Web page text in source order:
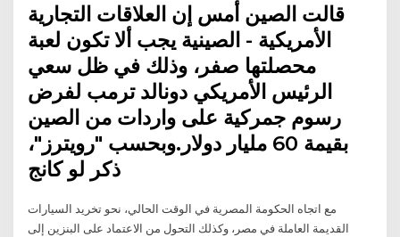
قالت الصين أمس إن العلاقات التجارية
الأمريكية - الصينية يجب ألا تكون لعبة
محصلتها صفر، وذلك في ظل سعي
الرئيس الأمريكي دونالد ترمب لفرض
رسوم جمركية على واردات من الصين
بقيمة 60 مليار دولار.وبحسب "رويترز"،
ذكر لو كانج
مع اتجاه الحكومة المصرية في الوقت الحالي، نحو تخريد السيارات
القديمة العاملة في مصر، وكذلك التحول من الاعتماد على البنزين إلى